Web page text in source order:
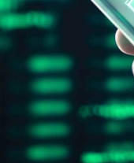
UNIBL, odnosno
angažman u
smještene u
rektor
Nikola Dragović,
parka Republike
RTRS, još neke
Cilj je da u
na preko 2.000,
bude preko 70